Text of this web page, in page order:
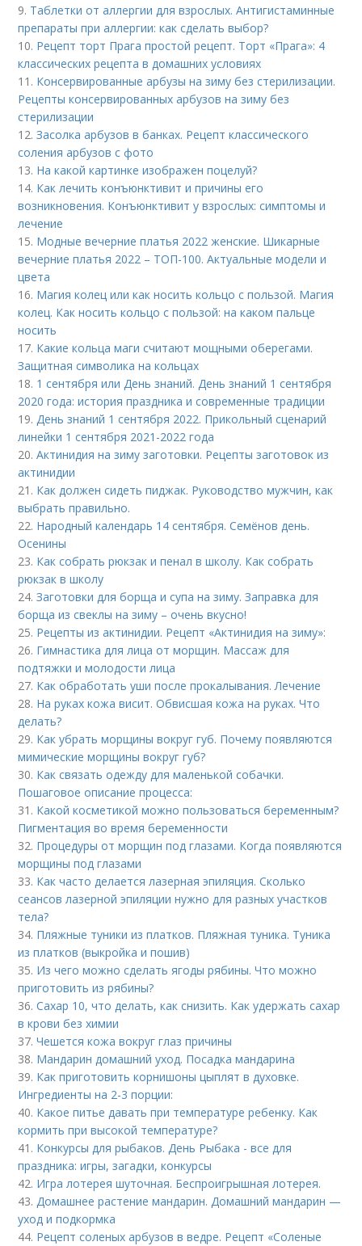
9. Таблетки от аллергии для взрослых. Антигистаминные
препараты при аллергии: как сделать выбор?
10. Рецепт торт Прага простой рецепт. Торт «Прага»: 4
классических рецепта в домашних условиях
11. Консервированные арбузы на зиму без стерилизации.
Рецепты консервированных арбузов на зиму без
стерилизации
12.Засолка арбузов в банках. Рецепт классического
соления арбузов с фото
13. На какой картинке изображен поцелуй?
14. Как лечить конъюнктивит и причины его
возникновения. Конъюнктивит у взрослых: симптомы и
лечение
15. Модные вечерние платья 2022 женские. Шикарные
вечерние платья 2022 – ТОП-100. Актуальные модели и
цвета
16. Магия колец или как носить кольцо с пользой. Магия
колец. Как носить кольцо с пользой: на каком пальце
носить
17. Какие кольца маги считают мощными оберегами.
Защитная символика на кольцах
18. 1 сентября или День знаний. День знаний 1 сентября
2020 года: история праздника и современные традиции
19.День знаний 1 сентября 2022. Прикольный сценарий
линейки 1 сентября 2021-2022 года
20.Актинидия на зиму заготовки. Рецепты заготовок из
актинидии
21. Как должен сидеть пиджак. Руководство мужчин, как
выбрать правильно.
22. Народный календарь 14 сентября. Семёнов день.
Осенины
23. Как собрать рюкзак и пенал в школу. Как собрать
рюкзак в школу
24.Заготовки для борща и супа на зиму. Заправка для
борща из свеклы на зиму – очень вкусно!
25. Рецепты из актинидии. Рецепт «Актинидия на зиму»:
26. Гимнастика для лица от морщин. Массаж для
подтяжки и молодости лица
27. Как обработать уши после прокалывания. Лечение
28. На руках кожа висит. Обвисшая кожа на руках. Что
делать?
29. Как убрать морщины вокруг губ. Почему появляются
мимические морщины вокруг губ?
30. Как связать одежду для маленькой собачки.
Пошаговое описание процесса:
31. Какой косметикой можно пользоваться беременным?
Пигментация во время беременности
32. Процедуры от морщин под глазами. Когда появляются
морщины под глазами
33. Как часто делается лазерная эпиляция. Сколько
сеансов лазерной эпиляции нужно для разных участков
тела?
34. Пляжные туники из платков. Пляжная туника. Туника
из платков (выкройка и пошив)
35. Из чего можно сделать ягоды рябины. Что можно
приготовить из рябины?
36.Сахар 10, что делать, как снизить. Как удержать сахар
в крови без химии
37.Чешется кожа вокруг глаз причины
38. Мандарин домашний уход. Посадка мандарина
39. Как приготовить корнишоны цыплят в духовке.
Ингредиенты на 2-3 порции:
40. Какое питье давать при температуре ребенку. Как
кормить при высокой температуре?
41. Конкурсы для рыбаков. День Рыбака - все для
праздника: игры, загадки, конкурсы
42. Игра лотерея шуточная. Беспроигрышная лотерея.
43.Домашнее растение мандарин. Домашний мандарин —
уход и подкормка
44. Рецепт соленых арбузов в ведре. Рецепт «Соленые